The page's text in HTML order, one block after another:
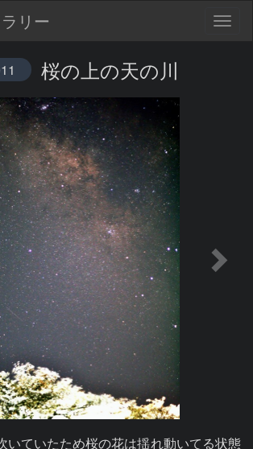
リー
桜の上の天の川
いていたため桜の花は揺れ動いてる状態